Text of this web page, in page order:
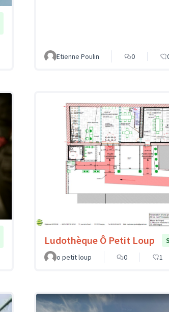
Etienne Poulin 0
Ludothèque Ô Petit Loup
o petit loup
0 1